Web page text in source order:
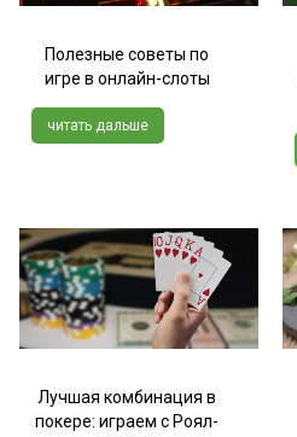
Полезные советы по
игре в онлайн-слоты
читать дальше
Лучшая комбинация в
покере: играем с Роял-